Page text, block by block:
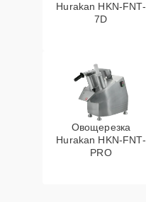
Hurakan HKN-FNT-
7D
Овощерезка
Hurakan HKN-FNT-
PRO